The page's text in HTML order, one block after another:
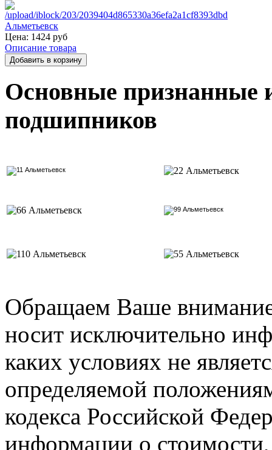
Цена: 1424 руб
Описание товара
Основные признанные
подшипников
Обращаем Ваше
носит исключительно
каких условиях не
определяемой
кодекса Российской
информации о